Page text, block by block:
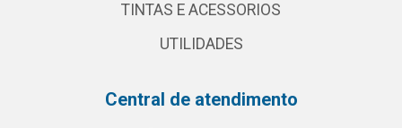
TINTAS E ACESSORIOS
UTILIDADES
Central de atendimento